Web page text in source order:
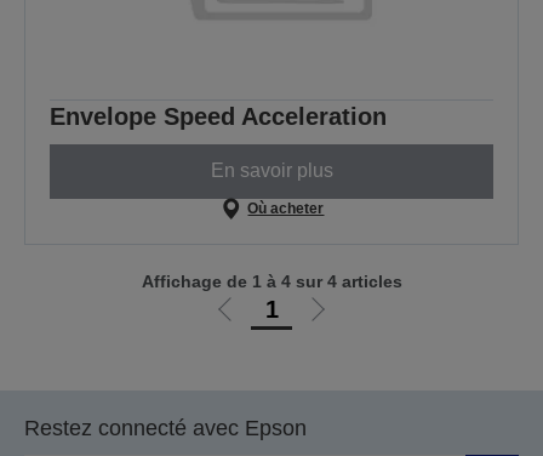
Envelope Speed Acceleration
En savoir plus
Où acheter
Aller
précédente
1
Aller
Affichage de 1 à 4 sur 4 articles
Restez connecté avec Epson